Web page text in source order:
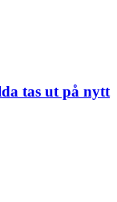
tas ut på nytt